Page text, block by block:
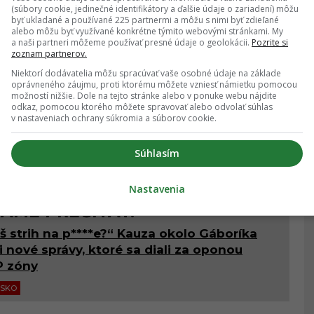
divadla mladí režiséri s tým, že dajme im
ale nie dať v sezóne piatim adeptom na
nie sú až tak talentovaní,“povedala.
to malo byť tak, že nech si vyskúšajú,
divadle, lebo ani herci v národnom divadle nie
a trošku sa potom hreší na tú
PREČÍTAŤ:
strih na p****e?“ Kauza okolo Gáboríka
nové správy, ktoré sa diali za oponou
zóny
(súbory cookie, jedinečné identifikátory a ďalšie údaje o zariadení) môžu
byť ukladané a používané 225 partnermi a môžu s nimi byť zdieľané
alebo môžu byť využívané konkrétne týmito webovými stránkami. My
a naši partneri môžeme používať presné údaje o geolokácii. Pozrite si
zoznam partnerov.
Niektorí dodávatelia môžu spracúvať vaše osobné údaje na základe
oprávneného záujmu, proti ktorému môžete vzniesť námietku pomocou
možností nižšie. Dole na tejto stránke alebo v ponuke webu nájdite
odkaz, pomocou ktorého môžete spravovať alebo odvolať súhlas
v nastaveniach ochrany súkromia a súborov cookie.
Súhlasím
Nastavenia